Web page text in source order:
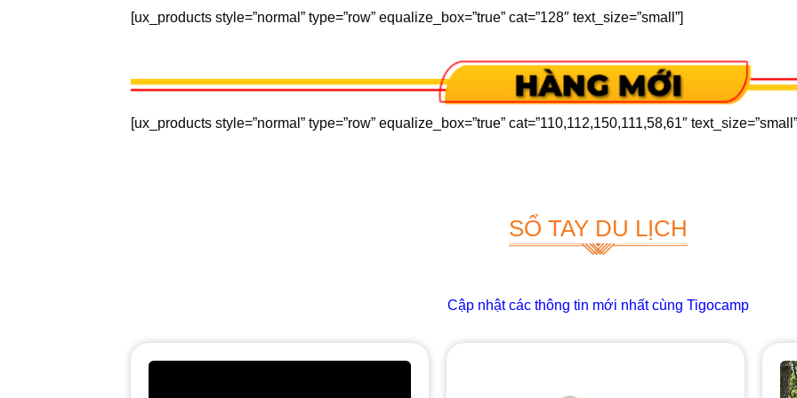
[ux_products style=”normal” type=”row” equalize_box=”true” cat=”128″ text_size=”small”]
[ux_products style=”normal” type=”row” equalize_box=”true” cat=”110,112,150,111,58,61″
SỔ TAY DU LỊCH
Cập nhật các thông tin mới nhất cùng Tigocamp